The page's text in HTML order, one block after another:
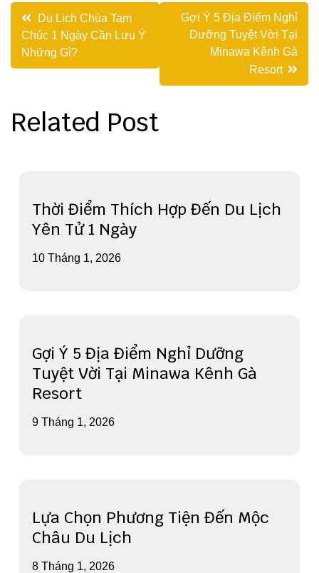
Điều
hướng
bài
viết
Du Lịch Chùa Tam
Chúc 1 Ngày Cần Lưu Ý
Những Gì?
Gợi Ý 5 Địa Điểm Nghỉ
Dưỡng Tuyệt Vời Tại
Minawa Kênh Gà
Resort
Related Post
Thời Điểm Thích Hợp Đến Du Lịch
Yên Tử 1 Ngày
10 Tháng 1, 2026
Gợi Ý 5 Địa Điểm Nghỉ Dưỡng
Tuyệt Vời Tại Minawa Kênh Gà
Resort
9 Tháng 1, 2026
Lựa Chọn Phương Tiện Đến Mộc
Châu Du Lịch
8 Tháng 1, 2026